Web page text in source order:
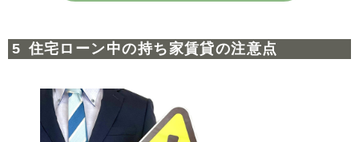
住宅ローン中の持ち家賃貸の注意点